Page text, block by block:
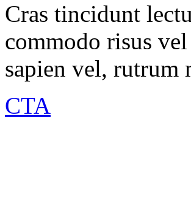
Cras tincidunt
commodo risus
sapien vel, rutrum
CTA